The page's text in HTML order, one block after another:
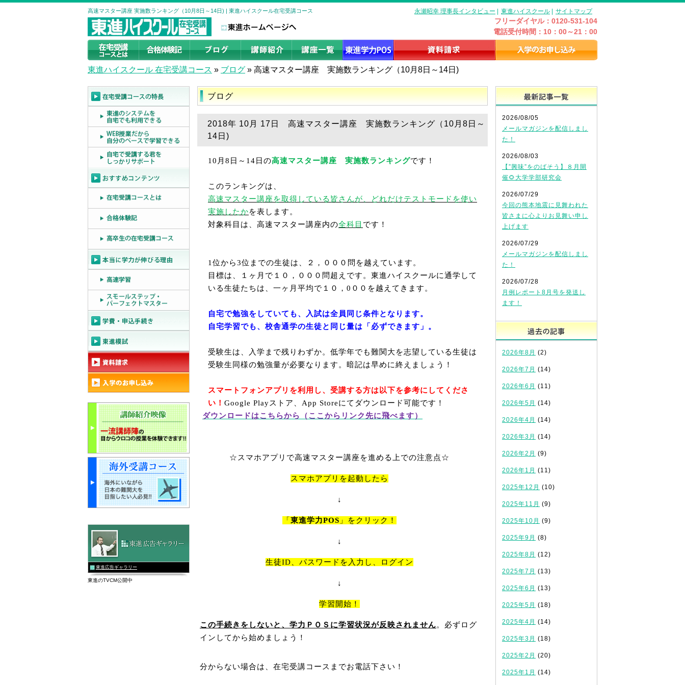
高速マスター講座 実施数ランキング（10月8日～14日) | 東進ハイスクール在宅受講コース 永瀬昭幸 理事長インタビュー 東進ハイスクール サイトマップ
フリーダイヤル：0120-531-104
電話受付時間：10：00～21：00
東進ハイスクール 在宅受講コース » ブログ » 高速マスター講座 実施数ランキング（10月8日～14日)
ブログ
2018年 10月 17日 高速マスター講座 実施数ランキング（10月8日～
14日)
10 月 8 日～ 14 日の高速マスター講座 実施数ランキングです！
このランキングは、
高速マスター講座を取得している皆さんが、どれだけテストモードを使い
実施したかを表します。
対象科目は、高速マスター講座内の全科目 です！
1 位から3位までの生徒は、２，０００問を越えています。
目標は、１ヶ月で１０，０００問超えです。東進ハイスクールに通学して
いる生徒たちは、一ヶ月平均で１０，0００を越えてきます。
自宅で勉強をしていても、入試は全員同じ条件となります。
自宅学習でも、校舎通学の生徒と同じ量は「必ずできます」。
受験生は、入学まで残りわずか。低学年でも難関大を志望している生徒は
受験生同様の勉強量が必要なります。暗記は早めに終えましょう！
スマートフォンアプリを利用し、受講する方は以下を参考にしてくださ
い！ Google Playストア、 App Storeにてダウンロード可能です！
ダウンロードはこちらから（ここからリンク先に飛べます）
☆スマホアプリで高速マスター講座を進める上での注意点☆
スマホアプリを起動したら
↓
「東進学力POS 」をクリック！
↓
生徒ID 、パスワードを入力し、ログイン
↓
学習開始！
この手続きをしないと、学力ＰＯＳに学習状況が反映されません。必ずログ
インしてから始めましょう！
分からない場合は、在宅受講コースまでお電話下さい！
2026/08/05
メールマガジンを配信しまし
た！
2026/08/03
【”興味”をのばそう】８月開
催🌻大学学部研究会
2026/07/29
今回の熊本地震に見舞われた
皆さまに心よりお見舞い申し
上げます
2026/07/29
メールマガジンを配信しまし
た！
2026/07/28
月例レポート8月号を発送し
ます！
2026年8月 (2)
2026年7月 (14)
2026年6月 (11)
2026年5月 (14)
2026年4月 (14)
2026年3月 (14)
2026年2月 (9)
2026年1月 (11)
2025年12月 (10)
2025年11月 (9)
2025年10月 (9)
2025年9月 (8)
2025年8月 (12)
2025年7月 (13)
2025年6月 (13)
2025年5月 (18)
2025年4月 (14)
2025年3月 (18)
2025年2月 (20)
2025年1月 (14)
東進広告ギャラリー
東進のTVCM公開中